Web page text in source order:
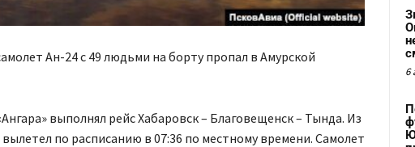
Ан-24 с 49 людьми на борту пропал в Амурской
выполнял рейс Хабаровск – Благовещенск – Тында. Из
по расписанию в 07:36 по местному времени. Самолет
6